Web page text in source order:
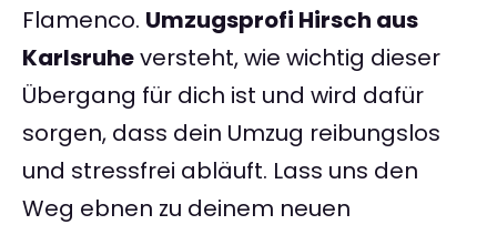
Flamenco. Umzugsprofi Hirsch aus
Karlsruheversteht, wie wichtig dieser
Übergang für dich ist und wird dafür
sorgen, dass dein Umzug reibungslos
und stressfrei abläuft. Lass uns den
Weg ebnen zu deinem neuen